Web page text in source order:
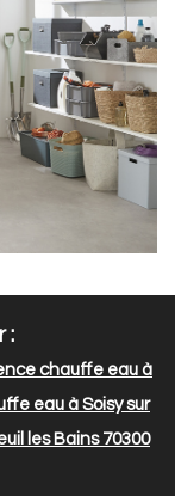
:
chauffe eau à
eau à Soisy sur
les Bains 70300